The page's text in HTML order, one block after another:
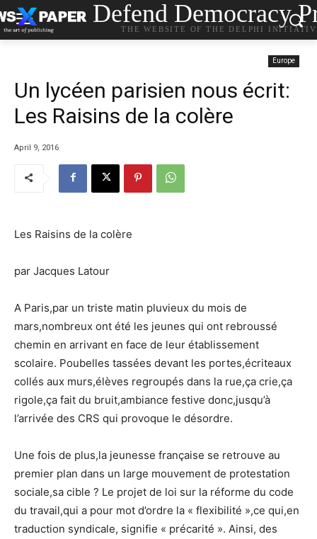
Defend Democracy
THE WEBSITE OF THE DELPHI
Europe
Un lycéen parisien nous écrit:
Les Raisins de la colère
April 9, 2016
Les Raisins de la colère
par Jacques Latour
A Paris,par un triste matin pluvieux du mois de
mars,nombreux ont été les jeunes qui ont rebroussé
chemin en arrivant en face de leur établissement
scolaire. Poubelles tassées devant les portes,écriteaux
collés aux murs,élèves regroupés dans la rue,ça crie,ça
rigole,ça fait du bruit,ambiance festive donc,jusqu’à
l’arrivée des CRS qui provoque le désordre.
Une fois de plus,la jeunesse française se retrouve au
premier plan dans un large mouvement de protestation
sociale,sa cible ? Le projet de loi sur la réforme du code
du travail,qui a pour mot d’ordre la « flexibilité »,ce qui,en
traduction syndicale, signifie « précarité ». Ainsi, des